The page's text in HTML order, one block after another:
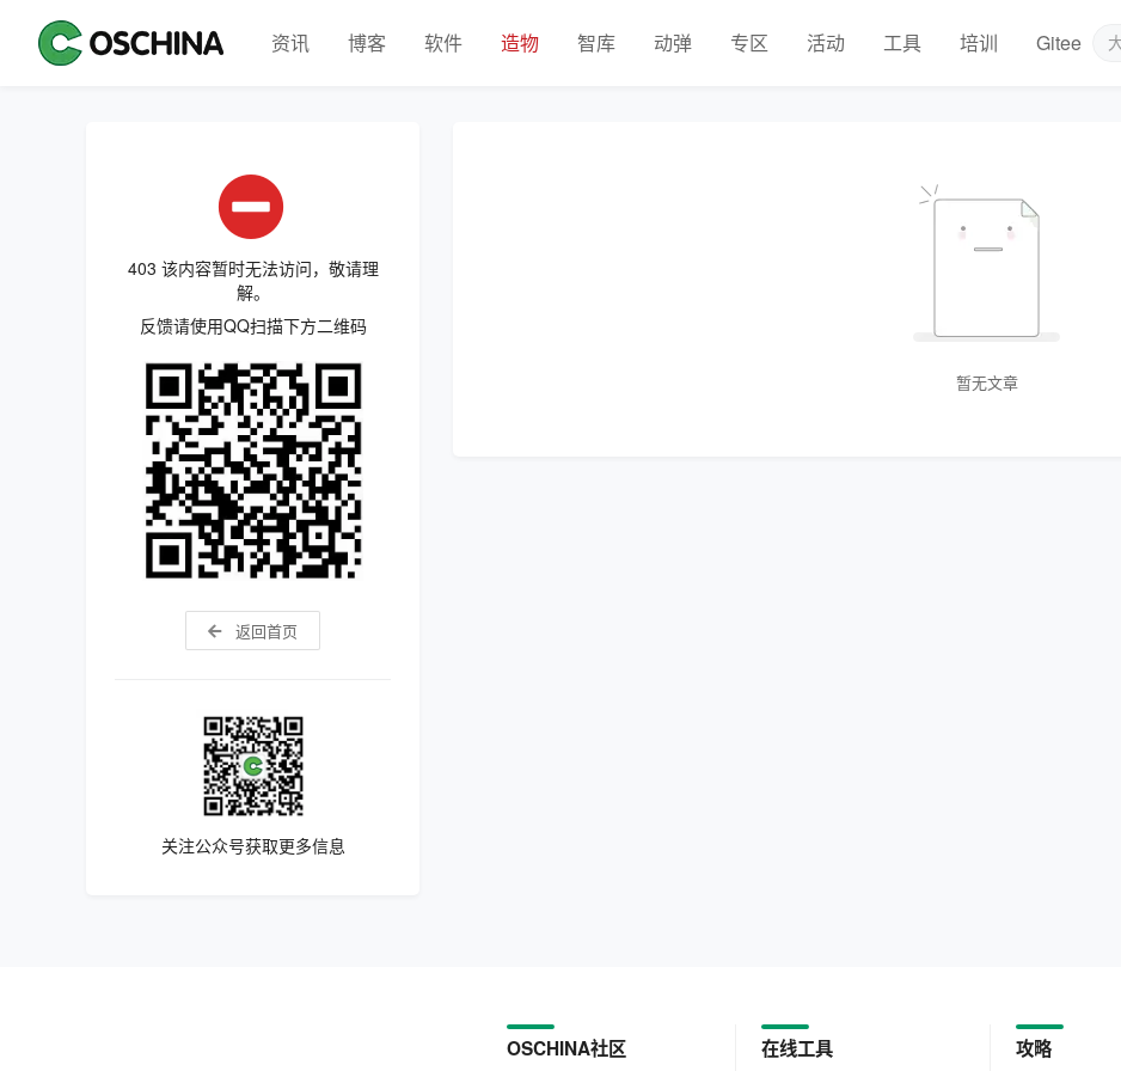
资讯 博客 软件 造物 智库 动弹 专区 活动 工具 培训 Gitee
403 该内容暂时无法访问，敬请理
解。
反馈请使用QQ扫描下方二维码
返回首页
关注公众号获取更多信息
暂无文章
OSCHINA社区 在线工具 攻略